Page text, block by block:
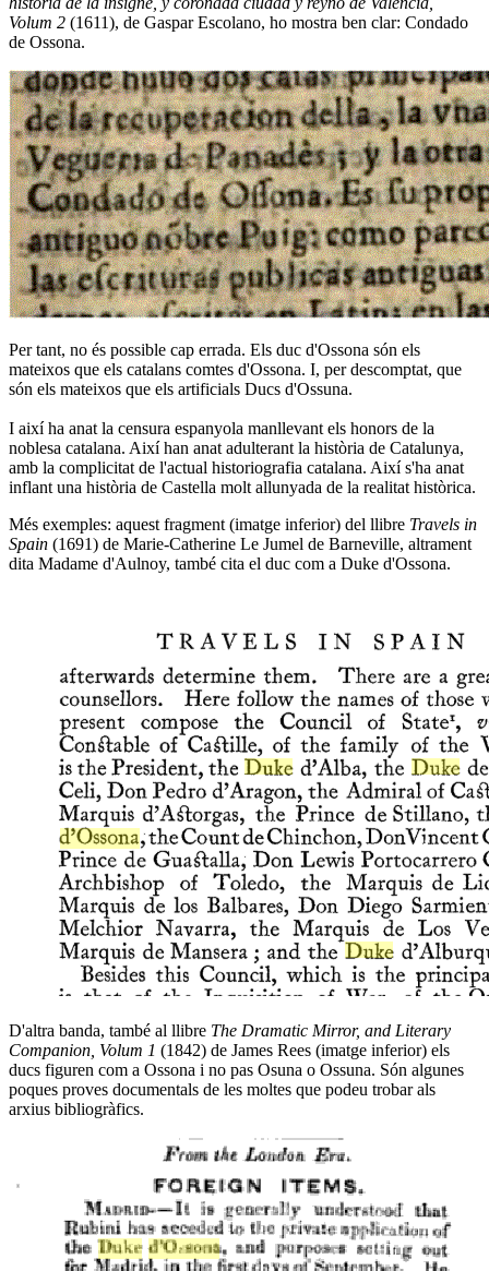
Volum 2 (1611), de Gaspar Escolano, ho mostra ben clar: Condado
de Ossona.
Per tant, no és possible cap errada. Els duc d'Ossona són els
mateixos que els catalans comtes d'Ossona. I, per descomptat, que
són els mateixos que els artificials Ducs d'Ossuna.
I així ha anat la censura espanyola manllevant els honors de la
noblesa catalana. Així han anat adulterant la història de Catalunya,
amb la complicitat de l'actual historiografia catalana. Així s'ha anat
inflant una història de Castella molt allunyada de la realitat històrica.
Més exemples: aquest fragment (imatge inferior) del llibre Travels in
Spain (1691) de Marie-Catherine Le Jumel de Barneville, altrament
dita Madame d'Aulnoy, també cita el duc com a Duke d'Ossona.
D'altra banda, també al llibre The Dramatic Mirror, and Literary
Companion, Volum 1 (1842) de James Rees (imatge inferior) els
ducs figuren com a Ossona i no pas Osuna o Ossuna. Són algunes
poques proves documentals de les moltes que podeu trobar als
arxius bibliogràfics.